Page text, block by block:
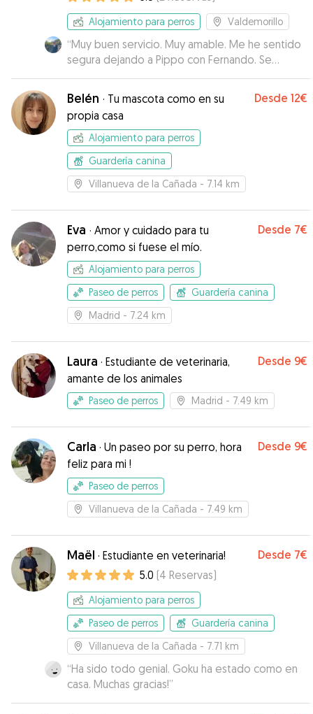
Alojamiento para perros Valdemorillo
“Muy buen servicio. Muy amable. Me he sentido
segura dejando a Pippo con Fernando. Se
quedó tranquilo en cuando llego a la casa y lo he
recogido contento. La comunicación mientras
estuvo con el ha sido muy buena : fotos,
feedback, etc…
Belén · Tu mascota como en su
propia casa
Desde 12€
Alojamiento para perros
Guardería canina
Villanueva de la Cañada - 7.14 km
Eva · Amor y cuidado para tu
perro,como si fuese el mío.
Desde 7€
Alojamiento para perros
Paseo de perros
Guardería canina
Madrid - 7.24 km
Laura · Estudiante de veterinaria,
amante de los animales
Desde 9€
Paseo de perros Madrid - 7.49 km
Carla · Un paseo por su perro, hora
feliz para mi !
Desde 9€
Paseo de perros
Villanueva de la Cañada - 7.49 km
Maël · Estudiante en veterinaria! Desde 7€
5.0 (4 Reservas)
Alojamiento para perros
Paseo de perros
Guardería canina
Villanueva de la Cañada - 7.71 km
“Ha sido todo genial. Goku ha estado como en
casa. Muchas gracias!”